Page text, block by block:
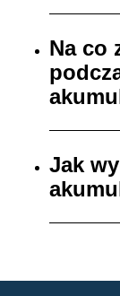
Na co
Jak